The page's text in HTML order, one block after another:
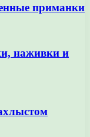
приманки
наживки и